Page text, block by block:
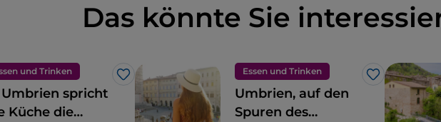
Das könnte Sie
und Trinken
Like
spricht
Küche die
Essen und Trinken
Like
Umbrien, auf den
Spuren des